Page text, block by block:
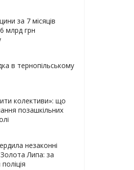
за 7 місяців
млрд грн
в тернопільському
колективи»: що
позашкільних
незаконні
Липа: за